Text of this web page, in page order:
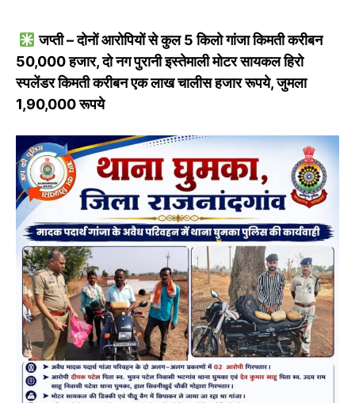
जप्ती – दोनों आरोपियों से कुल 5 किलो गांजा किमती करीबन
50,000 हजार, दो नग पुरानी इस्तेमाली मोटर सायकल हिरो
स्पलेंडर किमती करीबन एक लाख चालीस हजार रूपये, जुमला
1,90,000 रूपये